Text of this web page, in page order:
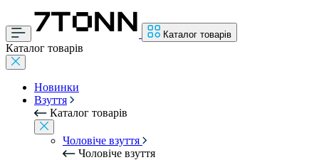
Каталог товарів
Каталог товарів
Новинки
Взуття
Каталог товарів
Чоловіче взуття
Чоловіче взуття